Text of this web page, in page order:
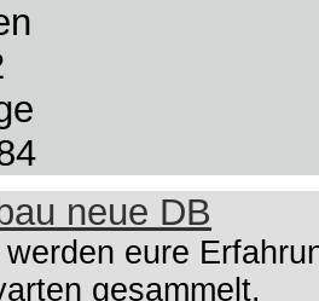
neue DB
werden eure
gesammelt.